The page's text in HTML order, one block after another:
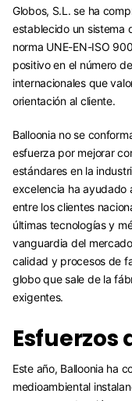
Globos, S.L. se ha
establecido un sistema
norma UNE-EN-ISO
positivo en el número
internacionales que
orientación al cliente.
Balloonia no se
esfuerza por mejorar
estándares en la
excelencia ha ayudado
entre los clientes
últimas tecnologías y
vanguardia del
calidad y procesos de
globo que sale de la
exigentes.
Este año, Balloonia ha
medioambiental